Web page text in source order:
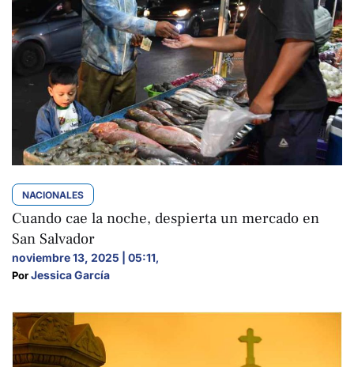
NACIONALES
Cuando cae la noche, despierta un mercado en
San Salvador
noviembre 13, 2025 | 05:11,
Por Jessica García